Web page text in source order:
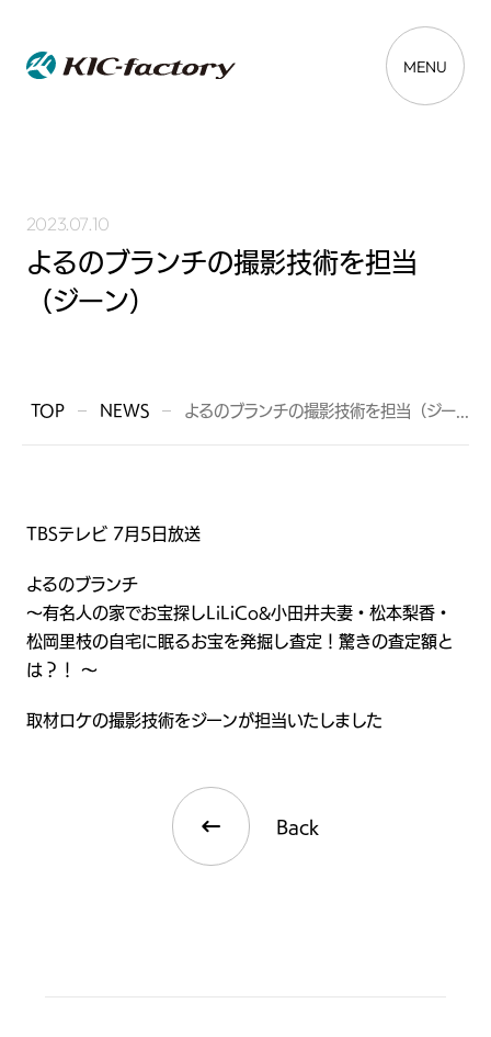
MENU
2023.07.10
よるのブランチの撮影技術を担当
（ジーン）
TOP NEWS よるのブランチの撮影技術を担当（ジー...
TBSテレビ 7月5日放送
よるのブランチ
～有名人の家でお宝探しLiLiCo&小田井夫妻・松本梨香・
松岡里枝の自宅に眠るお宝を発掘し査定！驚きの査定額と
は？！ ～
取材ロケの撮影技術をジーンが担当いたしました
Back